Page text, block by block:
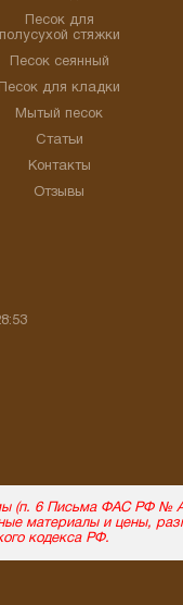
Песок для
полусухой стяжки
Песок сеянный
Песок для кладки
Мытый песок
Статьи
Контакты
Отзывы